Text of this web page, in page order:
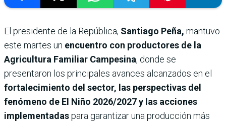
El presidente de la República, Santiago Peña, mantuvo
este martes un encuentro con productores de la
Agricultura Familiar Campesina, donde se
presentaron los principales avances alcanzados en el
fortalecimiento del sector, las perspectivas del
fenómeno de El Niño 2026/2027 y las acciones
implementadaspara garantizar una producción más